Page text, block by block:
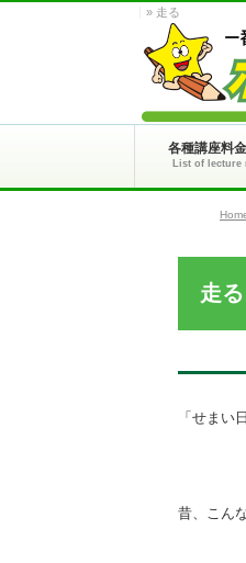
» 走る
各種講座料
List of lecture
走る
「せまい
昔、こん